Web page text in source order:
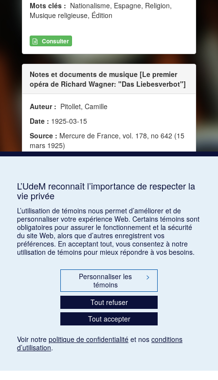
Mots clés : Nationalisme, Espagne, Religion,
Musique religieuse, Édition
Consulter
Notes et documents de musique [Le premier
opéra de Richard Wagner: "Das Liebesverbot"]
Auteur : Pitollet, Camille
Date : 1925-03-15
Source : Mercure de France, vol. 178, no 642 (15
mars 1925)
Mots clés :Composition, Musique dramatique,
L’UdeM reconnaît l’importance de respecter la
vie privée
L’utilisation de témoins nous permet d’améliorer et de
personnaliser votre expérience Web. Certains témoins sont
obligatoires pour assurer le fonctionnement et la sécurité
du site Web, alors que d’autres enregistrent vos
préférences. En acceptant tout, vous consentez à notre
utilisation de témoins pour mieux répondre à vos besoins.
Personnaliser les
témoins
>
Tout refuser
Tout accepter
Voir notre politique de confidentialité et nos conditions
d’utilisation.